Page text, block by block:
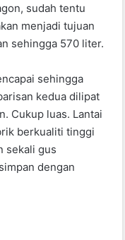
sudah tentu
menjadi tujuan
sehingga 570 liter.
sehingga
kedua dilipat
Cukup luas. Lantai
berkualiti tinggi
sekali gus
dengan